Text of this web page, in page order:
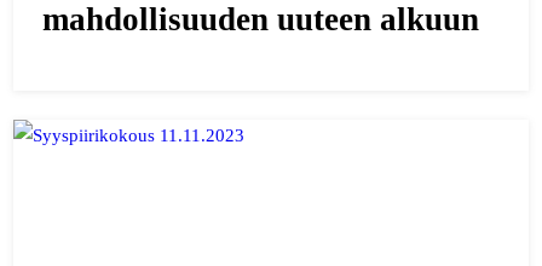
mahdollisuuden uuteen alkuun